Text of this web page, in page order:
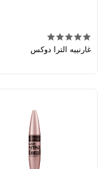
غارنييه الترا دوكس